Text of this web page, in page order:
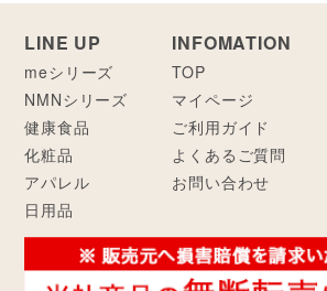
LINE UP
meシリーズ
NMNシリーズ
健康食品
化粧品
アパレル
日用品
INFOMATION
TOP
マイページ
ご利用ガイド
よくあるご質問
お問い合わせ